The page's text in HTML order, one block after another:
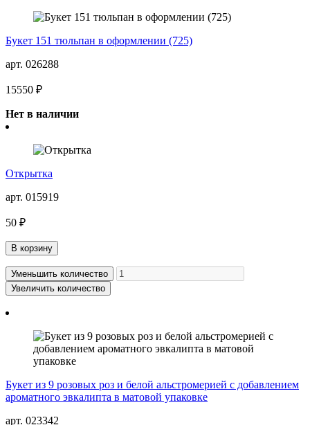
Букет 151 тюльпан в оформлении (725)
арт. 026288
15550 ₽
Нет в наличии
Открытка
арт. 015919
50 ₽
В корзину
Уменьшить количество
Увеличить количество
Букет из 9 розовых роз и белой альстромерией с добавлением
ароматного эвкалипта в матовой упаковке
арт. 023342